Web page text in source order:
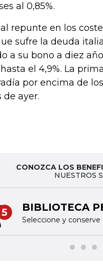
al 0,85%.
repunte en los
sufre la deuda
a su bono a diez
el 4,9%. La
por encima de
de ayer.
CONOZCA LOS
NUESTROS
5 BIBLIOTECA
Seleccione y